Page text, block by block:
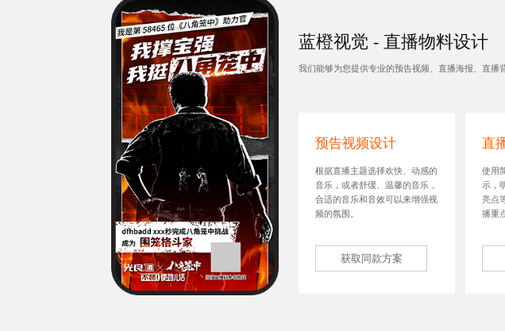
蓝橙视觉 - 直播物料设计
我们能够为您提供专业的预告视频、直播海报、直播
预告视频设计
根据直播主题选择欢快、动感的
音乐，或者舒缓、温馨的音乐，
合适的音乐和音效可以来增强视
频的氛围。
获取同款方案
直
使用
示，
亮点
播重